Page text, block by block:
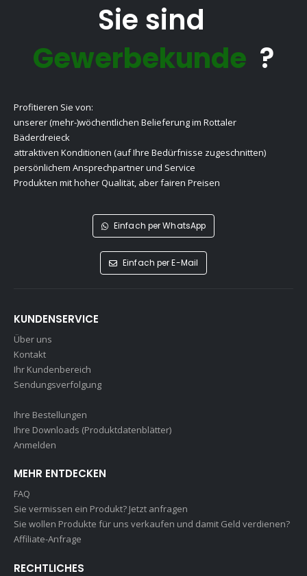
Sie sind
Gewerbekunde ?
Profitieren Sie von:
unserer (mehr-)wöchentlichen Belieferung im Rottaler
Bäderdreieck
attraktiven Konditionen (auf Ihre Bedürfnisse zugeschnitten)
persönlichem Ansprechpartner und Service
Produkten mit hoher Qualität, aber fairen Preisen
Einfach per WhatsApp
Einfach per E-Mail
KUNDENSERVICE
Über uns
Kontakt
Ihr Kundenbereich
Sendungsverfolgung
Ihre Bestellungen
Ihre Downloads (Produktdatenblätter)
Anmelden
MEHR ENTDECKEN
FAQ
Sie vermissen ein Produkt? Jetzt anfragen
Sie wollen Produkte für uns verkaufen und damit Geld verdienen?
Affiliate-Anfrage
RECHTLICHES